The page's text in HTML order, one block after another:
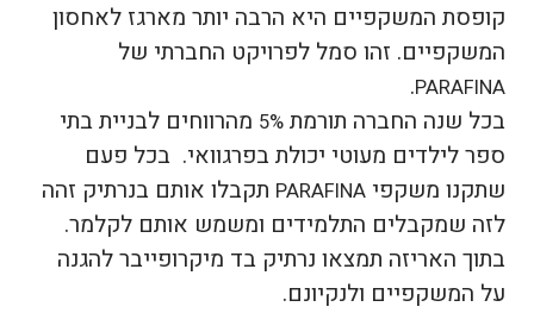
קופסת המשקפיים היא הרבה יותר מארגז לאחסון
המשקפיים. זהו סמל לפרויקט החברתי של
PARAFINA
.
בכל שנה החברה תורמת 5% מהרווחים לבניית בתי
ספר לילדים מעוטי יכולת בפרגוואי. בכל פעם
שתקנו משקפי PARAFINA תקבלו אותם בנרתיק זהה
לזה שמקבלים התלמידים ומשמש אותם לקלמר.
בתוך האריזה תמצאו נרתיק בד מיקרופייבר להגנה
על המשקפיים ולנקיונם.